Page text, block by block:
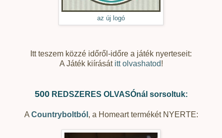
az új logó
Itt teszem közzé időről-időre a játék nyerteseit:
A Játék kiírását itt olvashatod!
500REDSZERES OLVASÓnál sorsoltuk:
A Countryboltból , a Homeart termékét NYERTE: